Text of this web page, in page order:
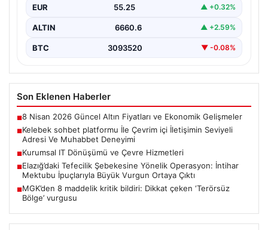
çeşitli…
EUR 55.25 ▲ +0.32%
ALTIN 6660.6 ▲ +2.59%
BTC 3093520 ▼ -0.08%
Son Eklenen Haberler
■8 Nisan 2026 Güncel Altın Fiyatları ve Ekonomik Gelişmeler
■Kelebek sohbet platformu İle Çevrim içi İletişimin Seviyeli
Adresi Ve Muhabbet Deneyimi
■Kurumsal IT Dönüşümü ve Çevre Hizmetleri
■Elazığ’daki Tefecilik Şebekesine Yönelik Operasyon: İntihar
Mektubu İpuçlarıyla Büyük Vurgun Ortaya Çıktı
■MGK’den 8 maddelik kritik bildiri: Dikkat çeken ‘Terörsüz
Bölge’ vurgusu